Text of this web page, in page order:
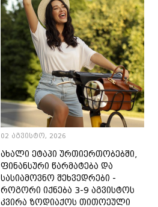
02 აგვისტო, 2026
ახალი ეტაპი ურთიერთობებში,
ფინანსური წარმატება და
სასიამოვნო შეხვედრები -
როგორი იქნება 3-9 აგვისტოს
კვირა ზოდიაქოს თითოეული